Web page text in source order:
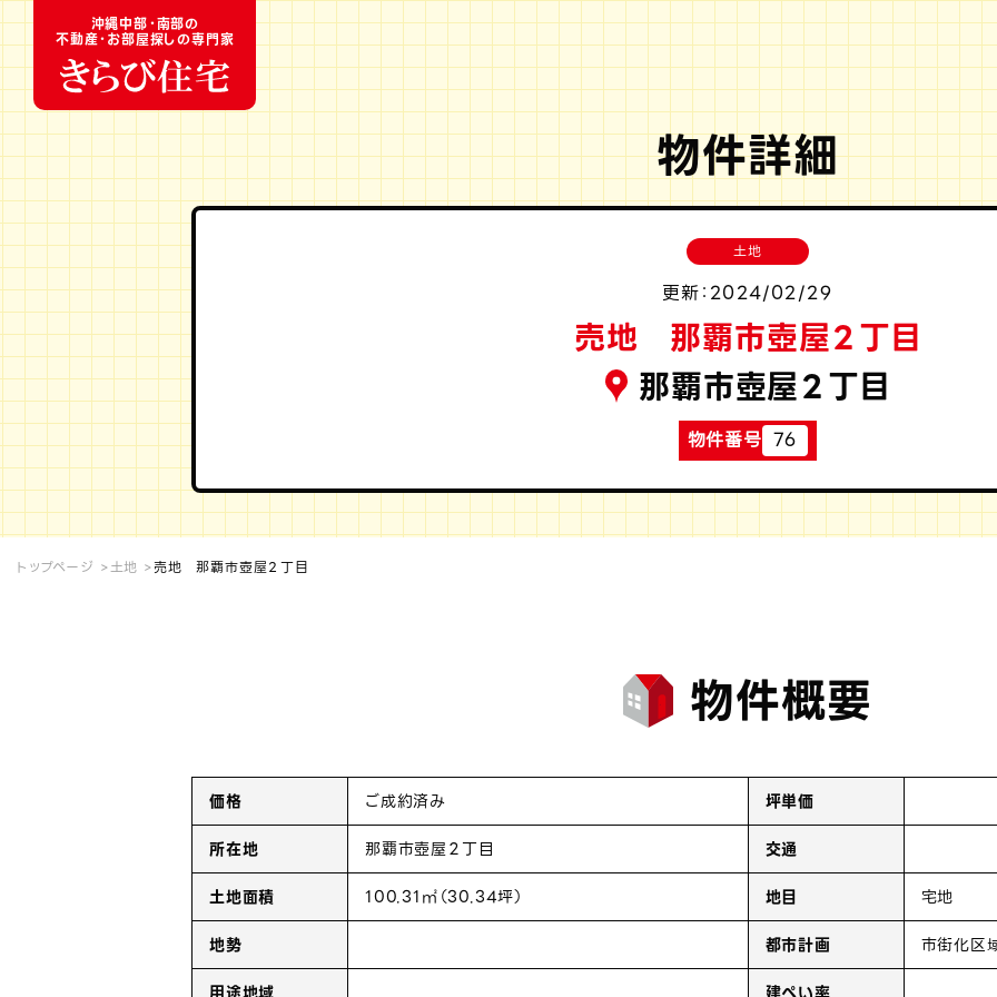
沖縄中部・南部の
不動産・お部屋探しの専門家
物件詳細
土地
更新：2024/02/29
売地 那覇市壺屋２丁目
那覇市壺屋２丁目
物件番号 76
トップページ 土地 売地 那覇市壺屋２丁目
物件概要
価格 ご成約済み
坪単価
所在地
那覇市壺屋２丁目
交通
土地面積
100.31㎡（30.34坪） 地目
宅地
地勢
都市計画
市街化区